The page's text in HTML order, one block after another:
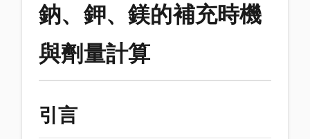
鈉、鉀、鎂的補充時機
與劑量計算
引言